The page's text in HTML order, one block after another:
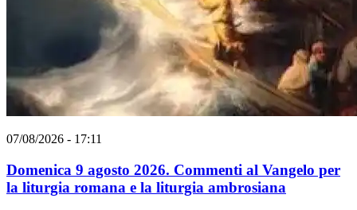
07/08/2026 - 17:11
Domenica 9 agosto 2026. Commenti al Vangelo per
la liturgia romana e la liturgia ambrosiana